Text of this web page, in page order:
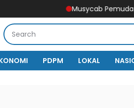
Musycab Pemuda
PDPM LOKAL